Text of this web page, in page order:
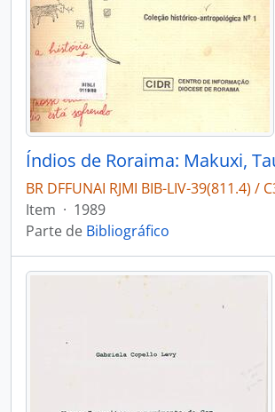
BR DFFUNAI RJMI BIB-LIV-39(811.4) /
Item · 1989
Parte de Bibliográfico